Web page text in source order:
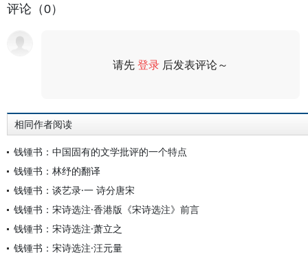
评论（0）
请先登录 后发表评论～
相同作者阅读
钱锺书：中国固有的文学批评的一个特点
钱锺书：林纾的翻译
钱锺书：谈艺录·一 诗分唐宋
钱锺书：宋诗选注·香港版《宋诗选注》前言
钱锺书：宋诗选注·萧立之
钱锺书：宋诗选注·汪元量